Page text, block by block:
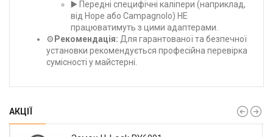
▶️ Передні специфічні каліпери (наприклад,
від Hope або Campagnolo) НЕ
працюватимуть з цими адаптерами.
⚙️Рекомендація: Для гарантованої та безпечної
установки рекомендується професійна перевірка
сумісності у майстерні.
АКЦІЇ